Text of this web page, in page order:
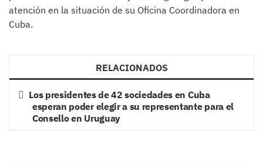
atención en la situación de su Oficina Coordinadora en
Cuba.
RELACIONADOS
Los presidentes de 42 sociedades en Cuba
esperan poder elegir a su representante para el
Consello en Uruguay